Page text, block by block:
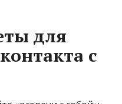
для
с